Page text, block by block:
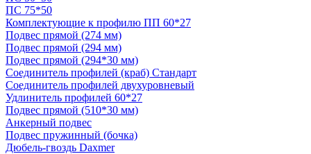
ПС 75*50
Комплектующие к профилю ПП 60*27
Подвес прямой (274 мм)
Подвес прямой (294 мм)
Подвес прямой (294*30 мм)
Соединитель профилей (краб) Стандарт
Соединитель профилей двухуровневый
Удлинитель профилей 60*27
Подвес прямой (510*30 мм)
Анкерный подвес
Подвес пружинный (бочка)
Дюбель-гвоздь Daxmer